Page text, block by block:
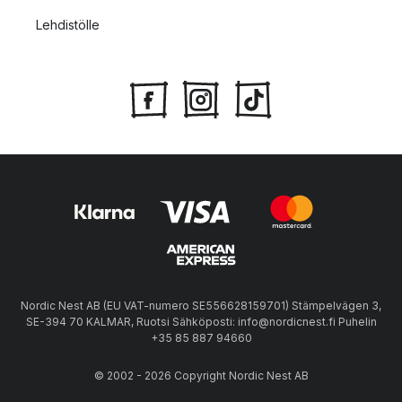
Lehdistölle
Nordic Nest AB (EU VAT-numero SE556628159701) Stämpelvägen 3,
SE-394 70 KALMAR, Ruotsi Sähköposti: info@nordicnest.fi Puhelin
+35 85 887 94660
© 2002 - 2026 Copyright Nordic Nest AB